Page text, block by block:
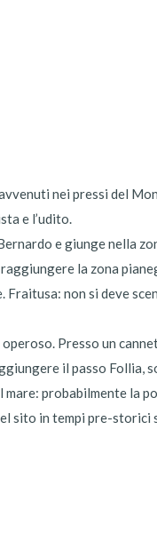
nei pressi del
e l’udito.
e giunge nella
la zona
non si deve
Presso un
il passo Follia,
probabilmente la
sito in tempi pre-storici